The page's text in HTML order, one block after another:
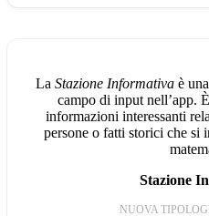
La Stazione Informativa è
campo di input nell’app.
informazioni interessanti
persone o fatti storici che si
Stazione
NUOVA